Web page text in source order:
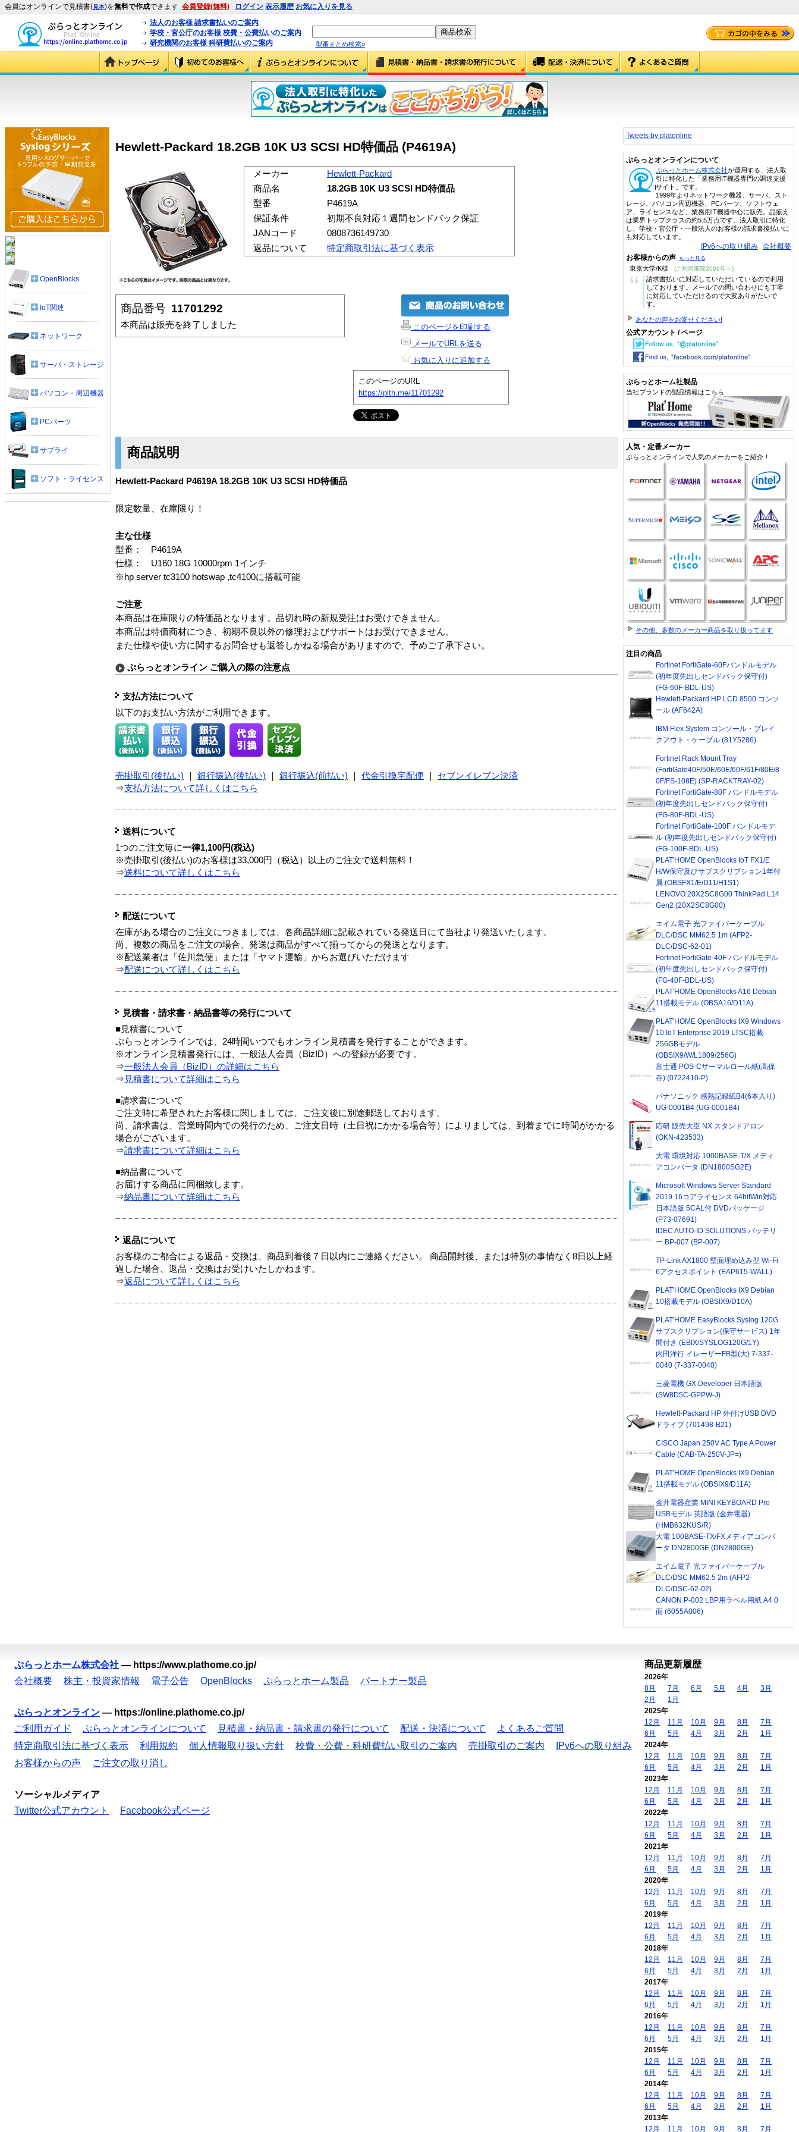
会員はオンラインで見積書(見本)を無料で作成できます 会員登録(無料) ログイン 表示履歴 お気に入りを見る
法人のお客様 請求書払いのご案内
学校・官公庁のお客様 校費・公費払いのご案内
研究機関のお客様 科研費払いのご案内
型番まとめ検索»
Hewlett-Packard 18.2GB 10K U3 SCSI HD特価品 (P4619A)
メーカー
Hewlett-Packard
商品名
18.2GB 10K U3 SCSI HD特価品
型番
P4619A
保証条件
初期不良対応１週間センドバック保証
JANコード
0808736149730
返品について
特定商取引法に基づく表示
商品番号 11701292
本商品は販売を終了しました
このページを印刷する
メールでURLを送る
お気に入りに追加する
このページのURL
https://plth.me/11701292
商品説明
Hewlett-Packard P4619A 18.2GB 10K U3 SCSI HD特価品
限定数量、在庫限り！
主な仕様
型番： P4619A
仕様： U160 18G 10000rpm 1インチ
※hp server tc3100 hotswap ,tc4100に搭載可能
ご注意
本商品は在庫限りの特価品となります。品切れ時の新規受注はお受けできません。
本商品は特価商材につき、初期不良以外の修理およびサポートはお受けできません。
また仕様や使い方に関するお問合せも返答しかねる場合がありますので、予めご了承下さい。
ぷらっとオンライン ご購入の際の注意点
支払方法について
以下のお支払い方法がご利用できます。
売掛取引(後払い) 銀行振込(後払い) 銀行振込(前払い) 代金引換宅配便
セブンイレブン決済
⇒支払方法について詳しくはこちら
送料について
1つのご注文毎に一律1,100円(税込)
※売掛取引(後払い)のお客様は33,000円（税込）以上のご注文で送料無料！
⇒送料について詳しくはこちら
配送について
在庫がある場合のご注文につきましては、各商品詳細に記載されている発送日にて当社より発送いたします。
尚、複数の商品をご注文の場合、発送は商品がすべて揃ってからの発送となります。
※配送業者は「佐川急便」または「ヤマト運輸」からお選びいただけます
⇒配送について詳しくはこちら
見積書・請求書・納品書等の発行について
■見積書について
ぷらっとオンラインでは、24時間いつでもオンライン見積書を発行することができます。
※オンライン見積書発行には、一般法人会員（BizID）への登録が必要です。
⇒一般法人会員（BizID）の詳細はこちら
⇒ 見積書について詳細はこちら
■請求書について
ご注文時に希望されたお客様に関しましては、ご注文後に別途郵送しております。
尚、請求書は、営業時間内での発行のため、ご注文日時（土日祝にかかる場合等）によりましては、到着までに時間がかかる
場合がございます。
⇒請求書について詳細はこちら
■納品書について
お届けする商品に同梱致します。
⇒納品書について詳細はこちら
返品について
お客様のご都合による返品・交換は、商品到着後７日以内にご連絡ください。 商品開封後、または特別の事情なく8日以上経
過した場合、返品・交換はお受けいたしかねます。
⇒返品について詳しくはこちら
OpenBlocks
IoT関連
ネットワーク
サーバ・ストレージ
パソコン・周辺機器
PCパーツ
サプライ
ソフト・ライセンス
Tweets by platonline
ぷらっとオンラインについて
ぷらっとホーム株式会社が運用する、法人取
引に特化した「業務用IT機器専門の調達支援
サイト」です。
1999年よりネットワーク機器、サーバ、スト
レージ、パソコン周辺機器、PCパーツ、ソフトウェ
ア、ライセンスなど、業務用IT機器中心に販売。品揃え
は業界トップクラスの約5.5万点です。法人取引に特化
し、学校・官公庁・一般法人のお客様の請求書後払いに
も対応しています。
IPv6への取り組み 会社概要
お客様からの声 もっと見る
東京大学/K様 (ご利用期間2009年～)
“
請求書払いに対応していただいているので利用
しております。メールでの問い合わせにも丁寧
に対応していただけるので大変ありがたいで
す。
あなたの声をお寄せください!
公式アカウント / ページ
ぷらっとホーム社製品
当社ブランドの製品情報はこちら
人気・定番メーカー
ぷらっとオンラインで人気のメーカーをご紹介！
その他、多数のメーカー商品を取り扱ってます
注目の商品
Fortinet FortiGate-60Fバンドルモデル
(初年度先出しセンドバック保守付)
(FG-60F-BDL-US)
Hewlett-Packard HP LCD 8500 コンソ
ール (AF642A)
IBM Flex System コンソール・ブレイ
クアウト・ケーブル (81Y5286)
Fortinet Rack Mount Tray
(FortiGate40F/50E/60E/60F/61F/80E/8
0F/FS-108E) (SP-RACKTRAY-02)
Fortinet FortiGate-80F バンドルモデル
(初年度先出しセンドバック保守付)
(FG-80F-BDL-US)
Fortinet FortiGate-100F バンドルモデ
ル (初年度先出しセンドバック保守付)
(FG-100F-BDL-US)
PLAT'HOME OpenBlocks IoT FX1/E
H/W保守及びサブスクリプション1年付
属 (OBSFX1/E/D11/H1S1)
LENOVO 20X2SC8G00 ThinkPad L14
Gen2 (20X2SC8G00)
エイム電子 光ファイバーケーブル
DLC/DSC MM62.5 1m (AFP2-
DLC/DSC-62-01)
Fortinet FortiGate-40F バンドルモデル
(初年度先出しセンドバック保守付)
(FG-40F-BDL-US)
PLAT'HOME OpenBlocks A16 Debian
11搭載モデル (OBSA16/D11A)
PLAT'HOME OpenBlocks IX9 Windows
10 IoT Enterprise 2019 LTSC搭載
256GBモデル
(OBSIX9/W/L1809/256G)
富士通 POS-Cサーマルロール紙(高保
存) (0722410-P)
パナソニック 感熱記録紙B4(6本入り)
UG-0001B4 (UG-0001B4)
応研 販売大臣 NX スタンドアロン
(OKN-423533)
大電 環境対応 1000BASE-T/X メディ
アコンバータ (DN1800SG2E)
Microsoft Windows Server Standard
2019 16コアライセンス 64bitWin対応
日本語版 5CAL付 DVDパッケージ
(P73-07691)
IDEC AUTO-ID SOLUTIONS バッテリ
ー BP-007 (BP-007)
TP-Link AX1800 壁面埋め込み型 Wi-Fi
6アクセスポイント (EAP615-WALL)
PLAT'HOME OpenBlocks IX9 Debian
10搭載モデル (OBSIX9/D10A)
PLAT'HOME EasyBlocks Syslog 120G
サブスクリプション(保守サービス) 1年
間付き (EBIX/SYSLOG120G/1Y)
内田洋行 イレーザーFB型(大) 7-337-
0040 (7-337-0040)
三菱電機 GX Developer 日本語版
(SW8D5C-GPPW-J)
Hewlett-Packard HP 外付けUSB DVD
ドライブ (701498-B21)
CISCO Japan 250V AC Type A Power
Cable (CAB-TA-250V-JP=)
PLAT'HOME OpenBlocks IX9 Debian
11搭載モデル (OBSIX9/D11A)
金井電器産業 MINI KEYBOARD Pro
USBモデル 英語版 (金井電器)
(HMB632KUS/R)
大電 100BASE-TX/FXメディアコンバ
ータ DN2800GE (DN2800GE)
エイム電子 光ファイバーケーブル
DLC/DSC MM62.5 2m (AFP2-
DLC/DSC-62-02)
CANON P-002 LBP用ラベル用紙 A4 0
面 (6055A006)
ぷらっとホーム株式会社 — https://www.plathome.co.jp/
会社概要
株主・投資家情報 電子公告 OpenBlocks ぷらっとホーム製品 パートナー製品
ぷらっとオンライン — https://online.plathome.co.jp/
ご利用ガイド
ぷらっとオンラインについて 見積書・納品書・請求書の発行について 配送・決済について
よくあるご質問
特定商取引法に基づく表示
利用規約 個人情報取り扱い方針 校費・公費・科研費払い取引のご案内 売掛取引のご案内
IPv6への取り組み
お客様からの声
ご注文の取り消し
ソーシャルメディア
Twitter公式アカウント
Facebook公式ページ
商品更新履歴
2026年
8月
7月 6月 5月 4月
3月
2月
1月
2025年
12月
11月 10月 9月 8月
7月
6月
5月 4月 3月 2月
1月
2024年
12月
11月 10月 9月 8月
7月
6月
5月 4月 3月 2月
1月
2023年
12月
11月 10月 9月 8月
7月
6月
5月 4月 3月 2月
1月
2022年
12月
11月 10月 9月 8月
7月
6月
5月 4月 3月 2月
1月
2021年
12月
11月 10月 9月 8月
7月
6月
5月 4月 3月 2月
1月
2020年
12月
11月 10月 9月 8月
7月
6月
5月 4月 3月 2月
1月
2019年
12月
11月 10月 9月 8月
7月
6月
5月 4月 3月 2月
1月
2018年
12月
11月 10月 9月 8月
7月
6月
5月 4月 3月 2月
1月
2017年
12月
11月 10月 9月 8月
7月
6月
5月 4月 3月 2月
1月
2016年
12月
11月 10月 9月 8月
7月
6月
5月 4月 3月 2月
1月
2015年
12月
11月 10月 9月 8月
7月
6月
5月 4月 3月 2月
1月
2014年
12月
11月 10月 9月 8月
7月
6月
5月 4月 3月 2月
1月
2013年
12月
11月 10月 9月 8月 7月